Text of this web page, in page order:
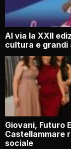
Al via la XXII
cultura e grandi
Giovani, Futuro
Castellammare
sociale